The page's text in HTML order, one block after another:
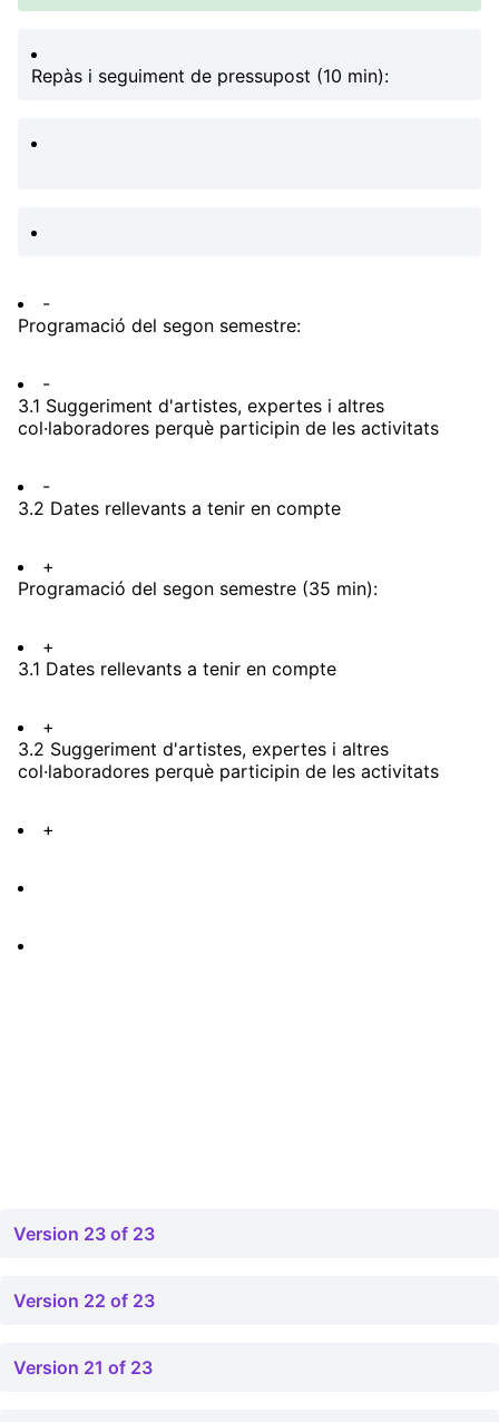
Repàs i seguiment de pressupost (10 min):
-
Programació del segon semestre:
-
3.1 Suggeriment d'artistes, expertes i altres
col·laboradores perquè participin de les activitats
-
3.2 Dates rellevants a tenir en compte
+
Programació del segon semestre (35 min):
+
3.1 Dates rellevants a tenir en compte
+
3.2 Suggeriment d'artistes, expertes i altres
col·laboradores perquè participin de les activitats
+
Version 23 of 23
Version 22 of 23
Version 21 of 23